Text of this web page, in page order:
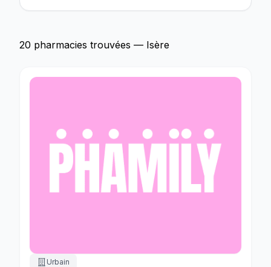
20 pharmacies trouvées — Isère
Urbain